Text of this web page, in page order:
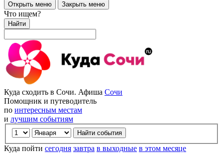
Открыть меню Закрыть меню
Что ищем?
Найти
Куда сходить в Сочи. Афиша Сочи
Помощник и путеводитель
по интересным местам
и лучшим событиям
Куда пойти сегодня завтра в выходные в этом месяце